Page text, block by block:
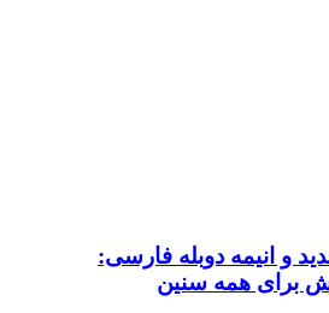
و انیمه دوبله فارسی:
برای همه سنین